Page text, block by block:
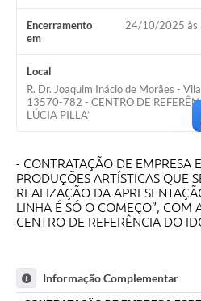
Encerramento
em
24/10/2025 às
Local
R. Dr. Joaquim Inácio de Morães -
13570-782 - CENTRO DE
LÚCIA PILLA”
- CONTRATAÇÃO DE EMPRESA
PRODUÇÕES ARTÍSTICAS QUE
REALIZAÇÃO DA
LINHA É SÓ O COMEÇO”, COM
CENTRO DE REFERÊNCIA DO
Informação Complementar